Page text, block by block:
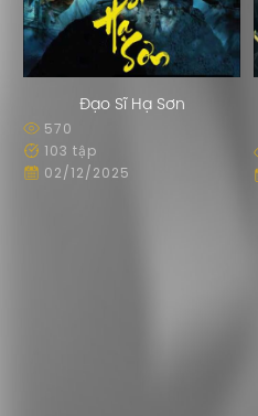
Đạo Sĩ Hạ Sơn
570
103 tập
02/12/2025